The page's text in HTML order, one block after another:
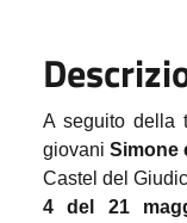
A seguito della
giovani Simone
Castel del
4 del 21